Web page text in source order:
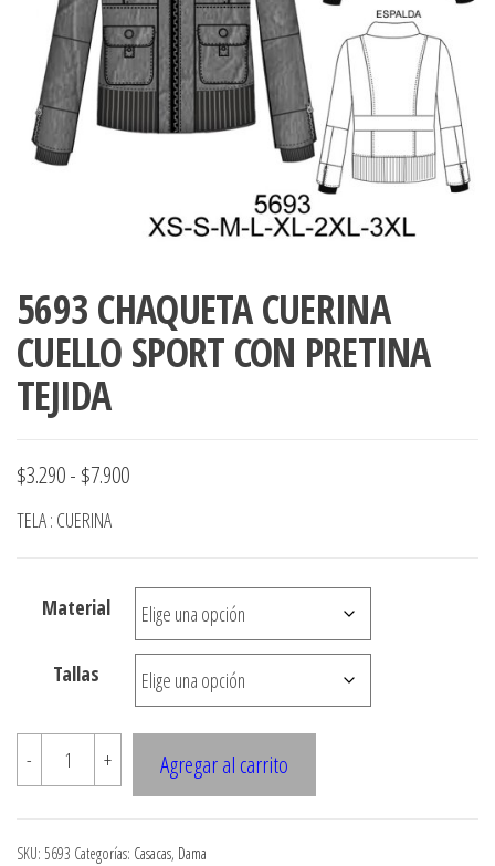
accumark ,
pdf , Moldes
Gerber ,
ropa,
Graduaciones,
Ploteo y
Digitalización
accumark,
Moldes en
pdf, Moldes
Accumark
Gerber,
Santiago-
5693 CHAQUETA CUERINA
CUELLO SPORT CON PRETINA
TEJIDA
$3.290- $7.900Rango
desde
$3.290
hasta
$7.900
TELA : CUERINA
Material
Tallas
-
5693
CHAQUETA
CUELLO
+ Agregar al carrito
SKU: 5693 Categorías: Casacas, Dama